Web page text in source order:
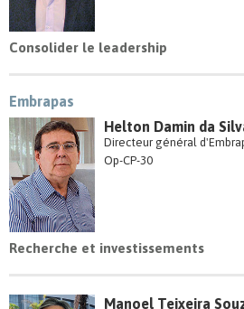
Consolider le leadership
Embrapas
Helton Damin da
Directeur général
Op-CP-30
Recherche et investissements
Manoel Teixeira